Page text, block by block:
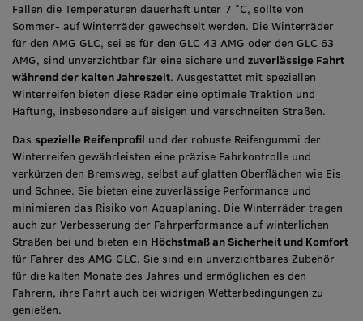
Fallen die Temperaturen dauerhaft unter 7 °C, sollte von
Sommer- auf Winterräder gewechselt werden. Die Winterräder
für den AMG GLC, sei es für den GLC 43 AMG oder den GLC 63
AMG, sind unverzichtbar für eine sichere und zuverlässige Fahrt
während der kalten Jahreszeit. Ausgestattet mit speziellen
Winterreifen bieten diese Räder eine optimale Traktion und
Haftung, insbesondere auf eisigen und verschneiten Straßen.
Das spezielle Reifenprofil und der robuste Reifengummi der
Winterreifen gewährleisten eine präzise Fahrkontrolle und
verkürzen den Bremsweg, selbst auf glatten Oberflächen wie Eis
und Schnee. Sie bieten eine zuverlässige Performance und
minimieren das Risiko von Aquaplaning. Die Winterräder tragen
auch zur Verbesserung der Fahrperformance auf winterlichen
Straßen bei und bieten ein Höchstmaß an Sicherheit und Komfort
für Fahrer des AMG GLC. Sie sind ein unverzichtbares Zubehör
für die kalten Monate des Jahres und ermöglichen es den
Fahrern, ihre Fahrt auch bei widrigen Wetterbedingungen zu
genießen.